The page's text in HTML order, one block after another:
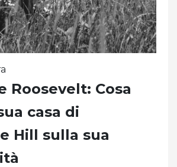
Roosevelt: Cosa
casa di
Hill sulla sua